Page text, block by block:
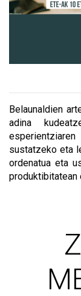
Belaunaldien
adina
sustatzeko eta
ordenatua eta
produktibitatean